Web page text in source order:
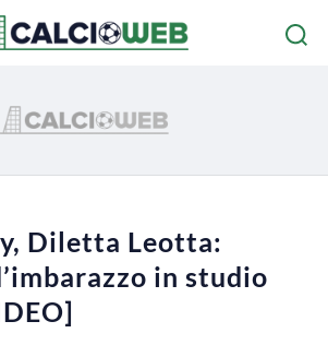
Diletta Leotta:
in studio